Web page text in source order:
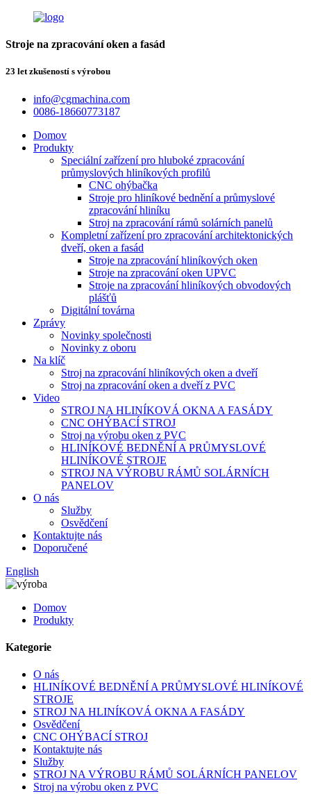
Stroje na zpracování oken a fasád
23 let zkušeností s výrobou
info@cgmachina.com
0086-18660773187
Domov
Produkty
Speciální zařízení pro hluboké zpracování
průmyslových hliníkových profilů
CNC ohýbačka
Stroje pro hliníkové bednění a průmyslové
zpracování hliníku
Stroj na zpracování rámů solárních panelů
Kompletní zařízení pro zpracování architektonických
dveří, oken a fasád
Stroje na zpracování hliníkových oken
Stroje na zpracování oken UPVC
Stroje na zpracování hliníkových obvodových
plášťů
Digitální továrna
Zprávy
Novinky společnosti
Novinky z oboru
Na klíč
Stroj na zpracování hliníkových oken a dveří
Stroj na zpracování oken a dveří z PVC
Video
STROJ NA HLINÍKOVÁ OKNA A FASÁDY
CNC OHÝBACÍ STROJ
Stroj na výrobu oken z PVC
HLINÍKOVÉ BEDNĚNÍ A PRŮMYSLOVÉ
HLINÍKOVÉ STROJE
STROJ NA VÝROBU RÁMŮ SOLÁRNÍCH
PANELOV
O nás
Služby
Osvědčení
Kontaktujte nás
Doporučené
English
Domov
Produkty
Kategorie
O nás
HLINÍKOVÉ BEDNĚNÍ A PRŮMYSLOVÉ HLINÍKOVÉ
STROJE
STROJ NA HLINÍKOVÁ OKNA A FASÁDY
Osvědčení
CNC OHÝBACÍ STROJ
Kontaktujte nás
Služby
STROJ NA VÝROBU RÁMŮ SOLÁRNÍCH PANELOV
Stroj na výrobu oken z PVC